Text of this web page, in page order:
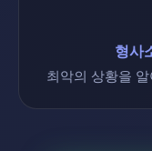
형사
최악의 상황을